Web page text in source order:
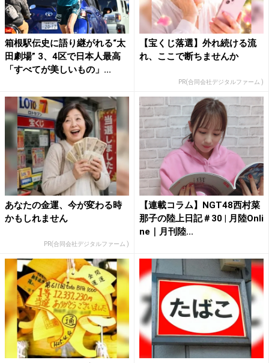
箱根駅伝史に語り継がれる“太
田劇場” 3、4区で日本人最高
「すべてが美しいもの」...
【宝くじ落選】外れ続ける流
れ、ここで断ちませんか
PR(合同会社デジタルファーム )
あなたの金運、今が変わる時
かもしれません
PR(合同会社デジタルファーム )
【連載コラム】NGT48西村菜
那子の陸上日記＃30 | 月陸Onli
ne｜月刊陸...